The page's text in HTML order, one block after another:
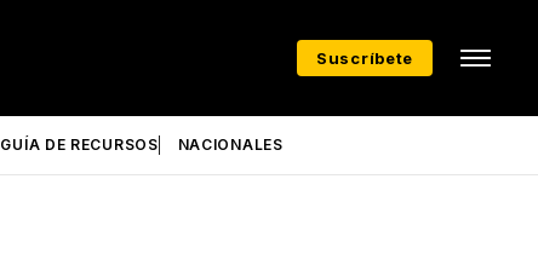
Suscríbete
GUÍA DE RECURSOS NACIONALES